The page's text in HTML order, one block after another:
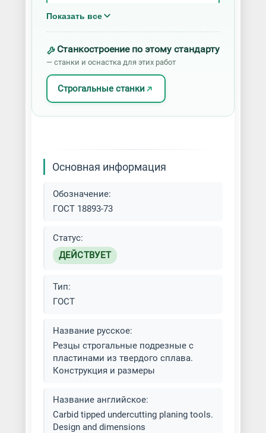
поверхностей
Строгание пазов и канавок
Показать все
Станкостроение по этому стандарту
— станки и оснастка для этих работ
Строгальные станки
Основная информация
Обозначение:
ГОСТ 18893-73
Статус:
ДЕЙСТВУЕТ
Тип:
ГОСТ
Название русское:
Резцы строгальные подрезные с
пластинами из твердого сплава.
Конструкция и размеры
Название английское:
Carbid tipped undercutting planing tools.
Design and dimensions